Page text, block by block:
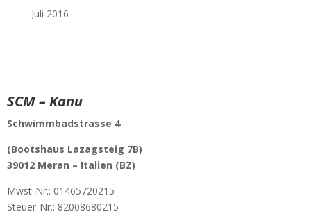
Juli 2016
SCM – Kanu
Schwimmbadstrasse 4
(Bootshaus Lazagsteig 7B)
39012 Meran – Italien (BZ)
Mwst-Nr.: 01465720215
Steuer-Nr.: 82008680215